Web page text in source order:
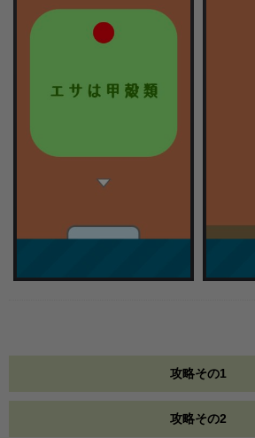
攻略その1
攻略その2